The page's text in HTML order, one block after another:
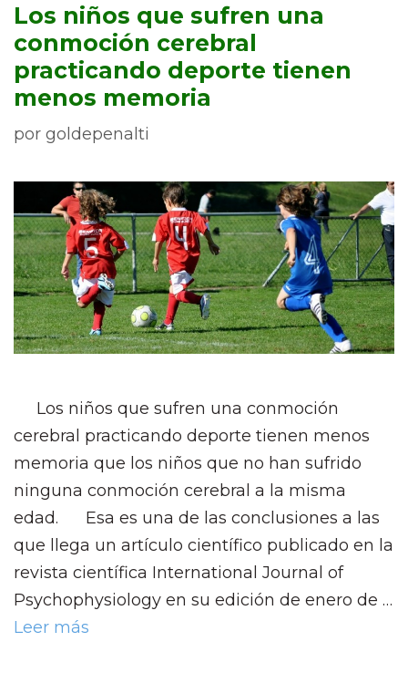
Los niños que sufren una
conmoción cerebral
practicando deporte tienen
menos memoria
por goldepenalti
Los niños que sufren una conmoción
cerebral practicando deporte tienen menos
memoria que los niños que no han sufrido
ninguna conmoción cerebral a la misma
edad. Esa es una de las conclusiones a las
que llega un artículo científico publicado en la
revista científica International Journal of
Psychophysiology en su edición de enero de …
Leer más